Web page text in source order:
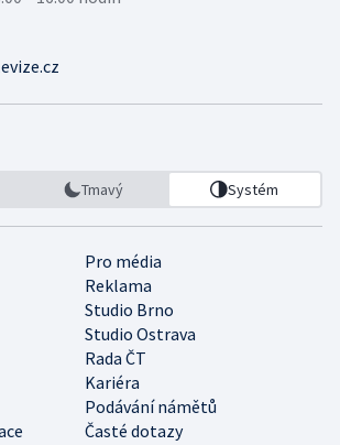
Tmavý Systém
Pro média
Reklama
Studio Brno
Studio Ostrava
Rada ČT
Kariéra
Podávání námětů
Časté dotazy